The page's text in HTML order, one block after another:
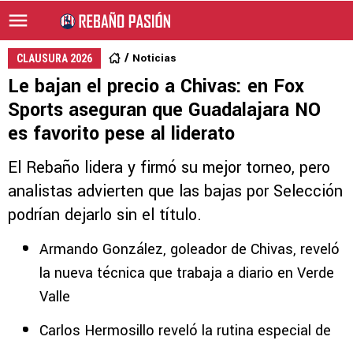
CLAUSURA 2026 Noticias
Le bajan el precio a Chivas: en Fox
Sports aseguran que Guadalajara NO
es favorito pese al liderato
El Rebaño lidera y firmó su mejor torneo, pero
analistas advierten que las bajas por Selección
podrían dejarlo sin el título.
Armando González, goleador de Chivas, reveló
la nueva técnica que trabaja a diario en Verde
Valle
Carlos Hermosillo reveló la rutina especial de